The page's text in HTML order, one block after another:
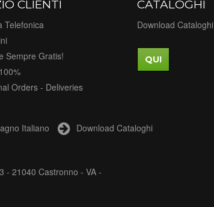
CLIENTI
Telefonica
Sempre Gratis!
Orders - Deliveries
CATALOGHI
Download Cataloghi
QUI
Italiano Download Cataloghi
- 21040 Castronno - VA -